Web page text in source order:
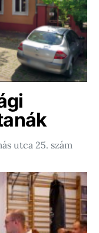
utca 25. szám